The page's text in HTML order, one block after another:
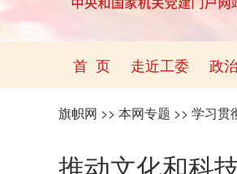
首 页 走近工委 政
旗帜网 >> 本网专题 >> 学习贯
推动文化和科